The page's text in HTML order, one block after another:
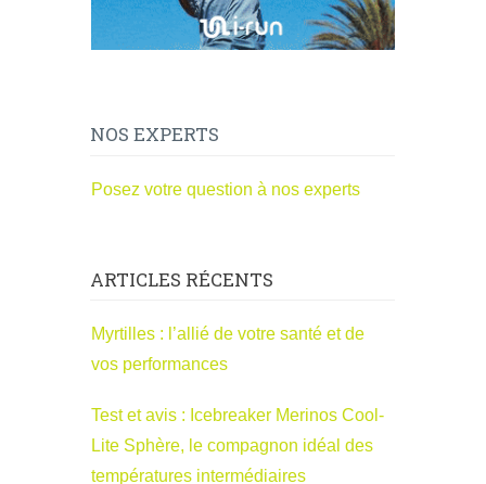
NOS EXPERTS
Posez votre question à nos experts
ARTICLES RÉCENTS
Myrtilles : l’allié de votre santé et de
vos performances
Test et avis : Icebreaker Merinos Cool-
Lite Sphère, le compagnon idéal des
températures intermédiaires